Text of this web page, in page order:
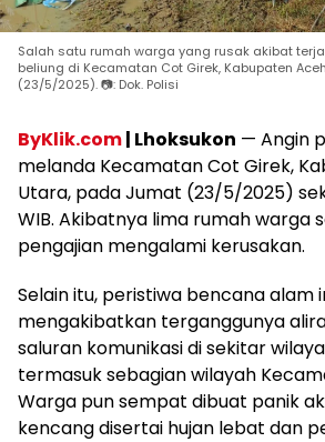
Salah satu rumah warga yang rusak akibat
beliung di Kecamatan Cot Girek, Kabupaten
(23/5/2025). 📷: Dok. Polisi
ByKlik.com| Lhoksukon — Angin
melanda Kecamatan Cot Girek,
Utara, pada Jumat (23/5/2025)
WIB. Akibatnya lima rumah warga
pengajian mengalami kerusakan.
Selain itu, peristiwa bencana alam
mengakibatkan terganggunya
saluran komunikasi di sekitar
termasuk sebagian wilayah
Warga pun sempat dibuat panik
kencang disertai hujan lebat dan